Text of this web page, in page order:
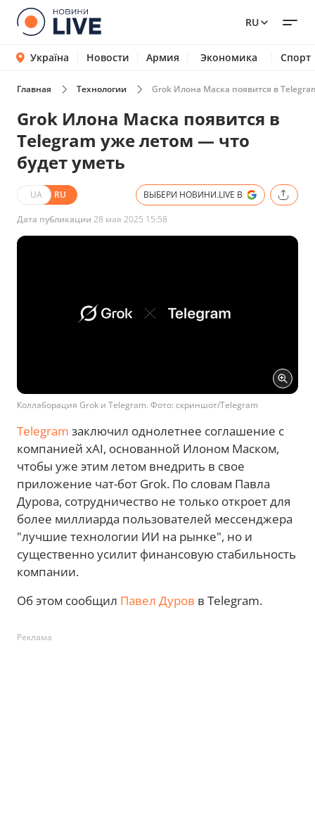
RU
Україна Новости Армия Экономика Спорт
Главная Технологии Grok Илона Маска появится в
Grok Илона Маска появится в
Telegram уже летом — что
будет уметь
UA RU ВЫБЕРИ НОВИНИ.LIVE В
Дата публикации 28 мая 2025 15:58
Коллаборация Grok и Telegram. Фото: скриншот/Telegram
Telegram заключил однолетнее соглашение с
компанией xAI, основанной Илоном Маском,
чтобы уже этим летом внедрить в свое
приложение чат-бот Grok. По словам Павла
Дурова, сотрудничество не только откроет для
более миллиарда пользователей мессенджера
"лучшие технологии ИИ на рынке", но и
существенно усилит финансовую стабильность
компании.
Об этом сообщил Павел Дуров в Telegram.
Реклама